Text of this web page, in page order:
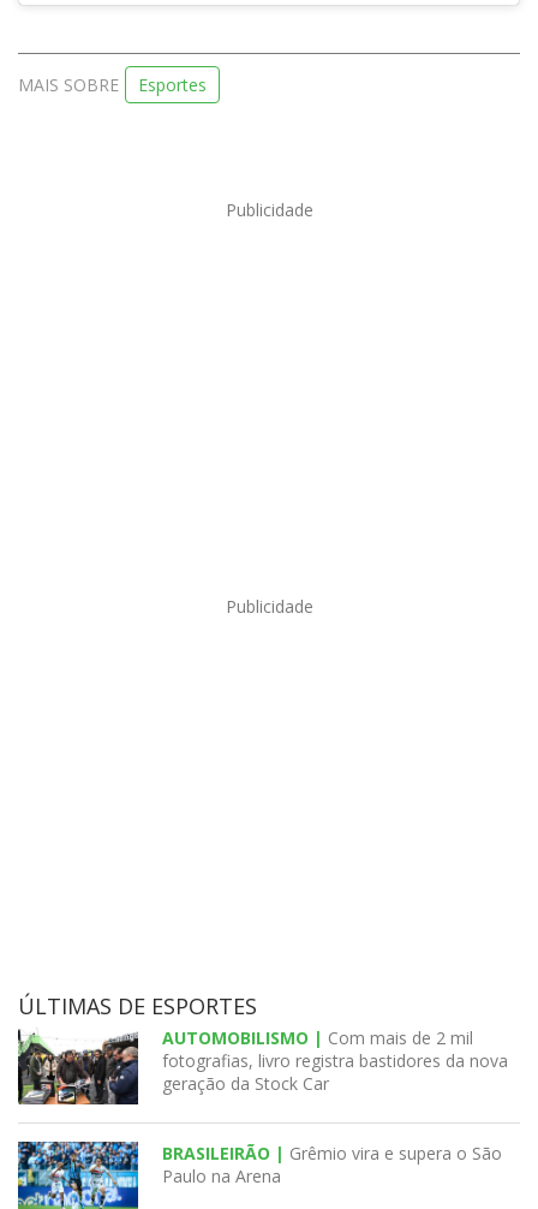
MAIS SOBRE Esportes
Publicidade
Publicidade
ÚLTIMAS DE ESPORTES
AUTOMOBILISMO | Com mais de 2 mil
fotografias, livro registra bastidores da nova
geração da Stock Car
BRASILEIRÃO | Grêmio vira e supera o São
Paulo na Arena